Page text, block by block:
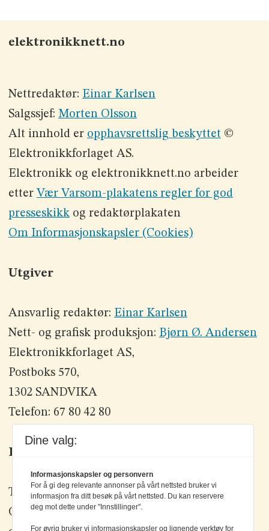
elektronikknett.no
Nettredaktør: Einar Karlsen
Salgssjef: Morten Olsson
Alt innhold er opphavsrettslig beskyttet©
Elektronikkforlaget AS.
Elektronikk og elektronikknett.no arbeider
etter Vær Varsom-plakatens regler for god
presseskikkog redaktørplakaten
Om Informasjonskapsler (Cookies)
Utgiver
Ansvarlig redaktør: Einar Karlsen
Nett- og grafisk produksjon: Bjørn Ø. Andersen
Elektronikkforlaget AS,
Postboks 570,
1302 SANDVIKA
Telefon: 67 80 42 80
Kontakt oss
Tlf: +47 67 80 42 80
Olav Brunborgs vei 6, 1396 Billingstad
Dine valg:
Informasjonskapsler og personvern
For å gi deg relevante annonser på vårt nettsted bruker vi
informasjon fra ditt besøk på vårt nettsted. Du kan reservere
deg mot dette under "Innstillinger".
For øvrig bruker vi informasjonskapsler og lignende verktøy for